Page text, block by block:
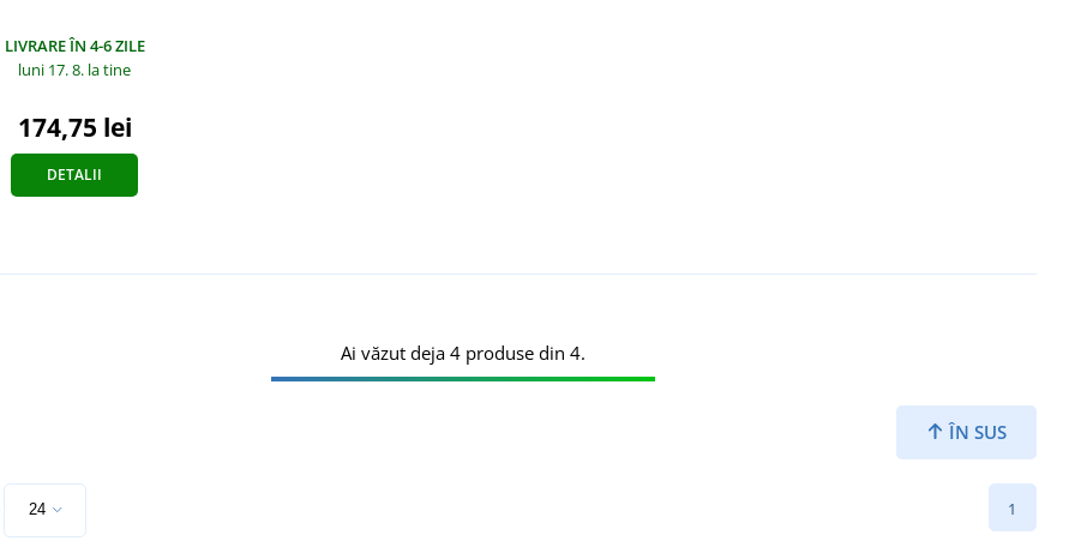
LIVRARE ÎN 4-6 ZILE
luni 17. 8. la tine
174,75 lei
DETALII
ÎN SUS
Ai văzut deja 4 produse din 4.
1